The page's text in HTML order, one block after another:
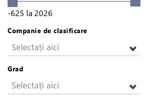
-625 la 2026
Companie de clasificare
Selectați aici
Grad
Selectați aici